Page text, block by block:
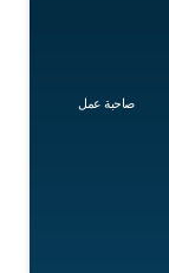
صاحبة عمل